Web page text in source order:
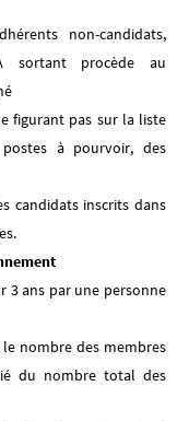
non-candidats,
sortant procède au
figurant pas sur la liste
à pourvoir, des
candidats inscrits dans
3 ans par une personne
nombre des membres
du nombre total des